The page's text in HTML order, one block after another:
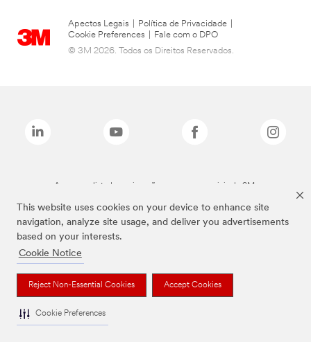
This website uses cookies on your device to enhance site
navigation, analyze site usage, and deliver you advertisements
based on your interests.
Cookie Notice
Reject Non-Essential Cookies Accept Cookies
Cookie Preferences
Apectos Legais Política de Privacidade
Cookie Preferences
Fale com o DPO
© 3M 2026. Todos os Direitos Reservados.
As marcas listadas a cima são marcas comerciais da 3M.